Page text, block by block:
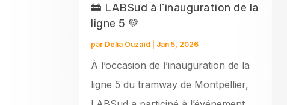
🚋 LABSud à l’inauguration de la
ligne 5 💚
par Délia Ouzaïd Jan 5, 2026
À l’occasion de l’inauguration de la
ligne 5 du tramway de Montpellier,